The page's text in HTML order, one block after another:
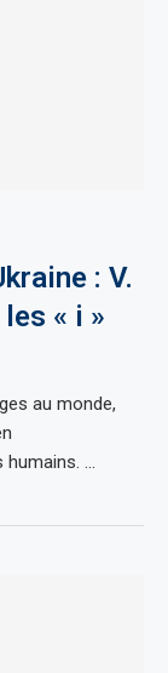
: V.
« i »
au monde,
humains. …